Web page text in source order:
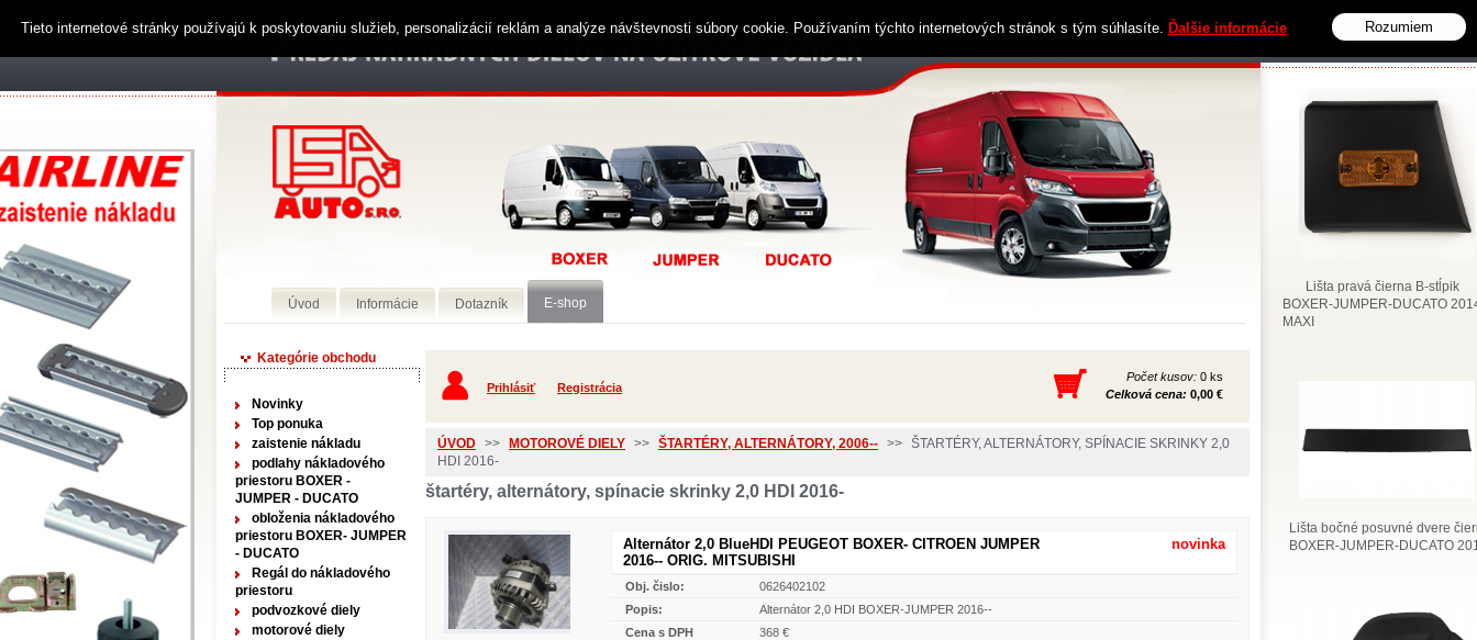
Obchodné podmienky Kontakt
Kategórie obchodu
Novinky
Top ponuka
zaistenie nákladu
podlahy nákladového
priestoru BOXER -
JUMPER - DUCATO
obloženia nákladového
priestoru BOXER- JUMPER
- DUCATO
Regál do nákladového
priestoru
podvozkové diely
motorové diely
Prihlásiť Registrácia
Počet kusov: 0 ks
Celková cena: 0,00 €
ÚVOD >> MOTOROVÉ DIELY >> ŠTARTÉRY, ALTERNÁTORY, 2006-- >> ŠTARTÉRY, ALTERNÁTORY, SPÍNACIE SKRINKY 2,0
HDI 2016-
štartéry, alternátory, spínacie skrinky 2,0 HDI 2016-
Alternátor 2,0 BlueHDI PEUGEOT BOXER- CITROEN JUMPER
2016-- ORIG. MITSUBISHI
novinka
Obj. čislo:
0626402102
Popis:
Alternátor 2,0 HDI BOXER-JUMPER 2016--
Cena s DPH
368 €
Úvod Informácie Dotazník E-shop
Lišta pravá čierna B-stĺpik
BOXER-JUMPER-DUCATO
MAXI
Lišta bočné posuvné dvere
BOXER-JUMPER-DUCATO
Tieto internetové stránky používajú k poskytovaniu služieb, personalizácií reklám a analýze návštevnosti súbory cookie. Používaním týchto internetových stránok s tým súhlasíte. Ďalšie informácie Rozumiem